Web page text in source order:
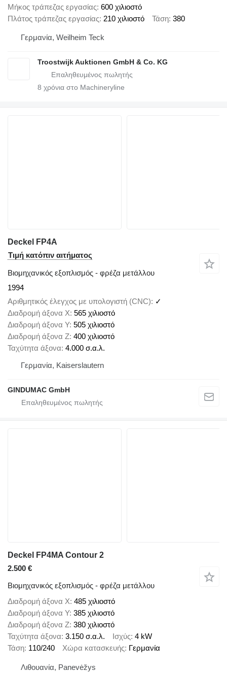
Μήκος τράπεζας εργασίας 600 χιλιοστό
Πλάτος τράπεζας εργασίας 210 χιλιοστό Τάση 380
Γερμανία, Weilheim Teck
Troostwijk Auktionen GmbH & Co. KG
8 χρόνια στο Machineryline
Deckel FP4A
Τιμή κατόπιν αιτήματος
Βιομηχανικός εξοπλισμός - φρέζα μετάλλου
1994
Αριθμητικός έλεγχος με υπολογιστή (CNC)
✓
Διαδρομή άξονα X 565 χιλιοστό
Διαδρομή άξονα Y 505 χιλιοστό
Διαδρομή άξονα Z 400 χιλιοστό
Ταχύτητα άξονα 4.000 σ.α.λ.
Γερμανία, Kaiserslautern
GINDUMAC GmbH
Deckel FP4MA Contour 2
2.500 €
Βιομηχανικός εξοπλισμός - φρέζα μετάλλου
Διαδρομή άξονα X 485 χιλιοστό
Διαδρομή άξονα Y 385 χιλιοστό
Διαδρομή άξονα Z 380 χιλιοστό
Ταχύτητα άξονα 3.150 σ.α.λ. Ισχύς 4 kW
Τάση 110/240 Χώρα κατασκευής Γερμανία
Λιθουανία, Panevėžys